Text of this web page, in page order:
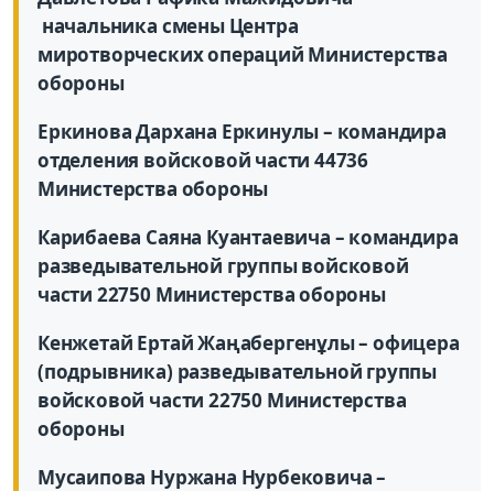
начальника смены Центра
миротворческих операций Министерства
обороны
Еркинова Дархана Еркинулы – командира
отделения войсковой части 44736
Министерства обороны
Карибаева Саяна Куантаевича – командира
разведывательной группы войсковой
части 22750 Министерства обороны
Кенжетай Ертай Жаңабергенұлы – офицера
(подрывника) разведывательной группы
войсковой части 22750 Министерства
обороны
Мусаипова Нуржана Нурбековича –